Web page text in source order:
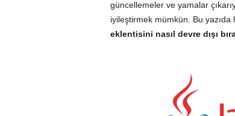
güncellemeler ve yamalar
iyileştirmek mümkün. Bu
eklentisini nasıl devre dışı